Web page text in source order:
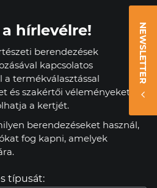
NEWSLETTER
hírlevélre!
berendezések
kapcsolatos
a termékválasztással
és szakértői véleményeket.
a kertjét.
berendezéseket használ,
fog kapni, amelyek
típusát: